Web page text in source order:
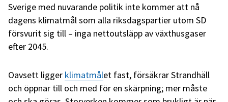
Sverige med nuvarande politik inte kommer att nå
dagens klimatmål som alla riksdagspartier utom SD
försvurit sig till – inga nettoutsläpp av växthusgaser
efter 2045.
Oavsett ligger klimatmålet fast, försäkrar Strandhäll
och öppnar till och med för en skärpning; mer måste